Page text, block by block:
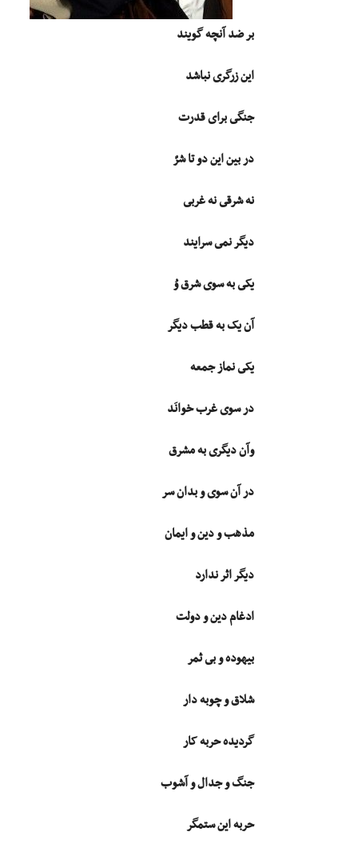
بر ضد آنچه گویند
این زرگرى نباشد
جنگى براى قدرت
در بین این دو تا شرّ
نه شرقى نه غربى
دیگر نمى سرایند
یکى به سوى شرق وُ
آن یک به قطب دیگر
یکى نماز جمعه
در سوى غرب خوانَد
وآن دیگرى به مشرق
در آن سوى و بدان سر
مذهب و دین و ایمان
دیگر اثر ندارد
ادغام دین و دولت
بیهوده و بى ثمر
شلاق و چوبه دار
گردیده حربه کار
جنگ و جدال و آشوب
حربه این ستمگر